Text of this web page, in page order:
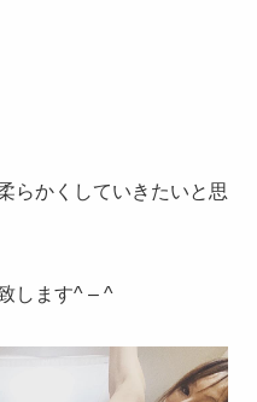
らかくしていきたいと思
します^ – ^